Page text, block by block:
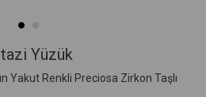
Yüzük
Yakut Renkli Preciosa Zirkon Taşlı